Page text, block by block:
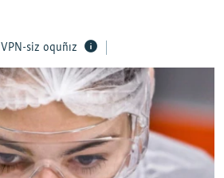
VPN-siz oquñız